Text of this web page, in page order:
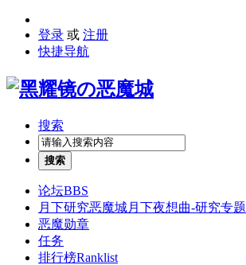
登录 或 注册
快捷导航
搜索
搜索
论坛BBS
月下研究恶魔城月下夜想曲-研究专题
恶魔勋章
任务
排行榜Ranklist